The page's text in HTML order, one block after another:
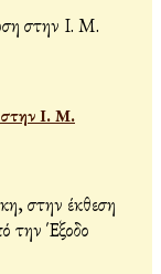
Ι. Μ.